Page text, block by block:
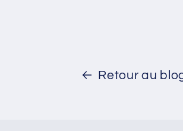
Retour au